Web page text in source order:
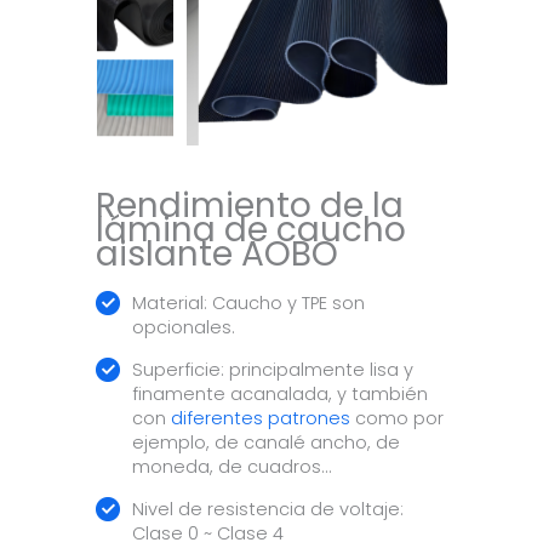
Rendimiento de la
lámina de caucho
aislante AOBO
Material: Caucho y TPE son
opcionales.
Superficie: principalmente lisa y
finamente acanalada, y también
con diferentes patrones como por
ejemplo, de canalé ancho, de
moneda, de cuadros…
Nivel de resistencia de voltaje:
Clase 0 ~ Clase 4